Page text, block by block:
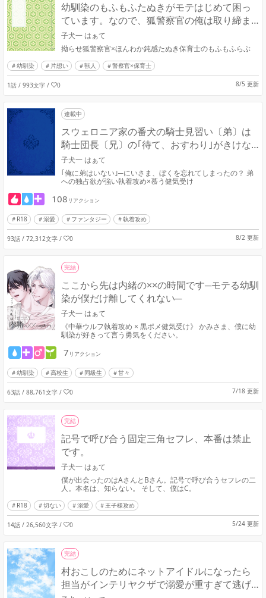
幼馴染のもふもふたぬきがモテはじめて困っ
ています。なので、狐警察官の俺は取り締ま
りを強化しようと思う
子犬一 はぁて
拗らせ狐警察官×ほんわか鈍感たぬき保育士のもふもふらぶ
幼馴染 片想い 獣人 警察官×保育士
1話 / 993文字 / 0 8/5 更新
連載中
スウェロニア家の番犬の騎士見習い〔弟〕は
騎士団長〔兄〕の｢待て、おすわり｣がきけな
い
子犬一 はぁて
｢俺に弟はいない｣─にいさま、ぼくを忘れてしまったの？ 弟
への独占欲が強い執着攻め×慕う健気受け
108 リアクション
R18 溺愛 ファンタジー 執着攻め
93話 / 72,312文字 / 0 8/2 更新
完結
ここから先は内緒の××の時間です─モテる幼馴
染が僕だけ離してくれない─
子犬一 はぁて
《中華ウルフ執着攻め × 黒ポメ健気受け》 かみさま、僕に幼
馴染が好きって言う勇気をください。
7 リアクション
幼馴染 高校生 同級生 甘々
63話 / 88,761文字 / 0 7/18 更新
完結
記号で呼び合う固定三角セフレ、本番は禁止
です。
子犬一 はぁて
僕が出会ったのはAさんとBさん。記号で呼び合うセフレの二
人。本名は、知らない。 そして、僕はC。
R18 切ない 溺愛 王子様攻め
14話 / 26,560文字 / 0 5/24 更新
完結
村おこしのためにネットアイドルになったら
担当がインテリヤクザで溺愛が重すぎて逃げ